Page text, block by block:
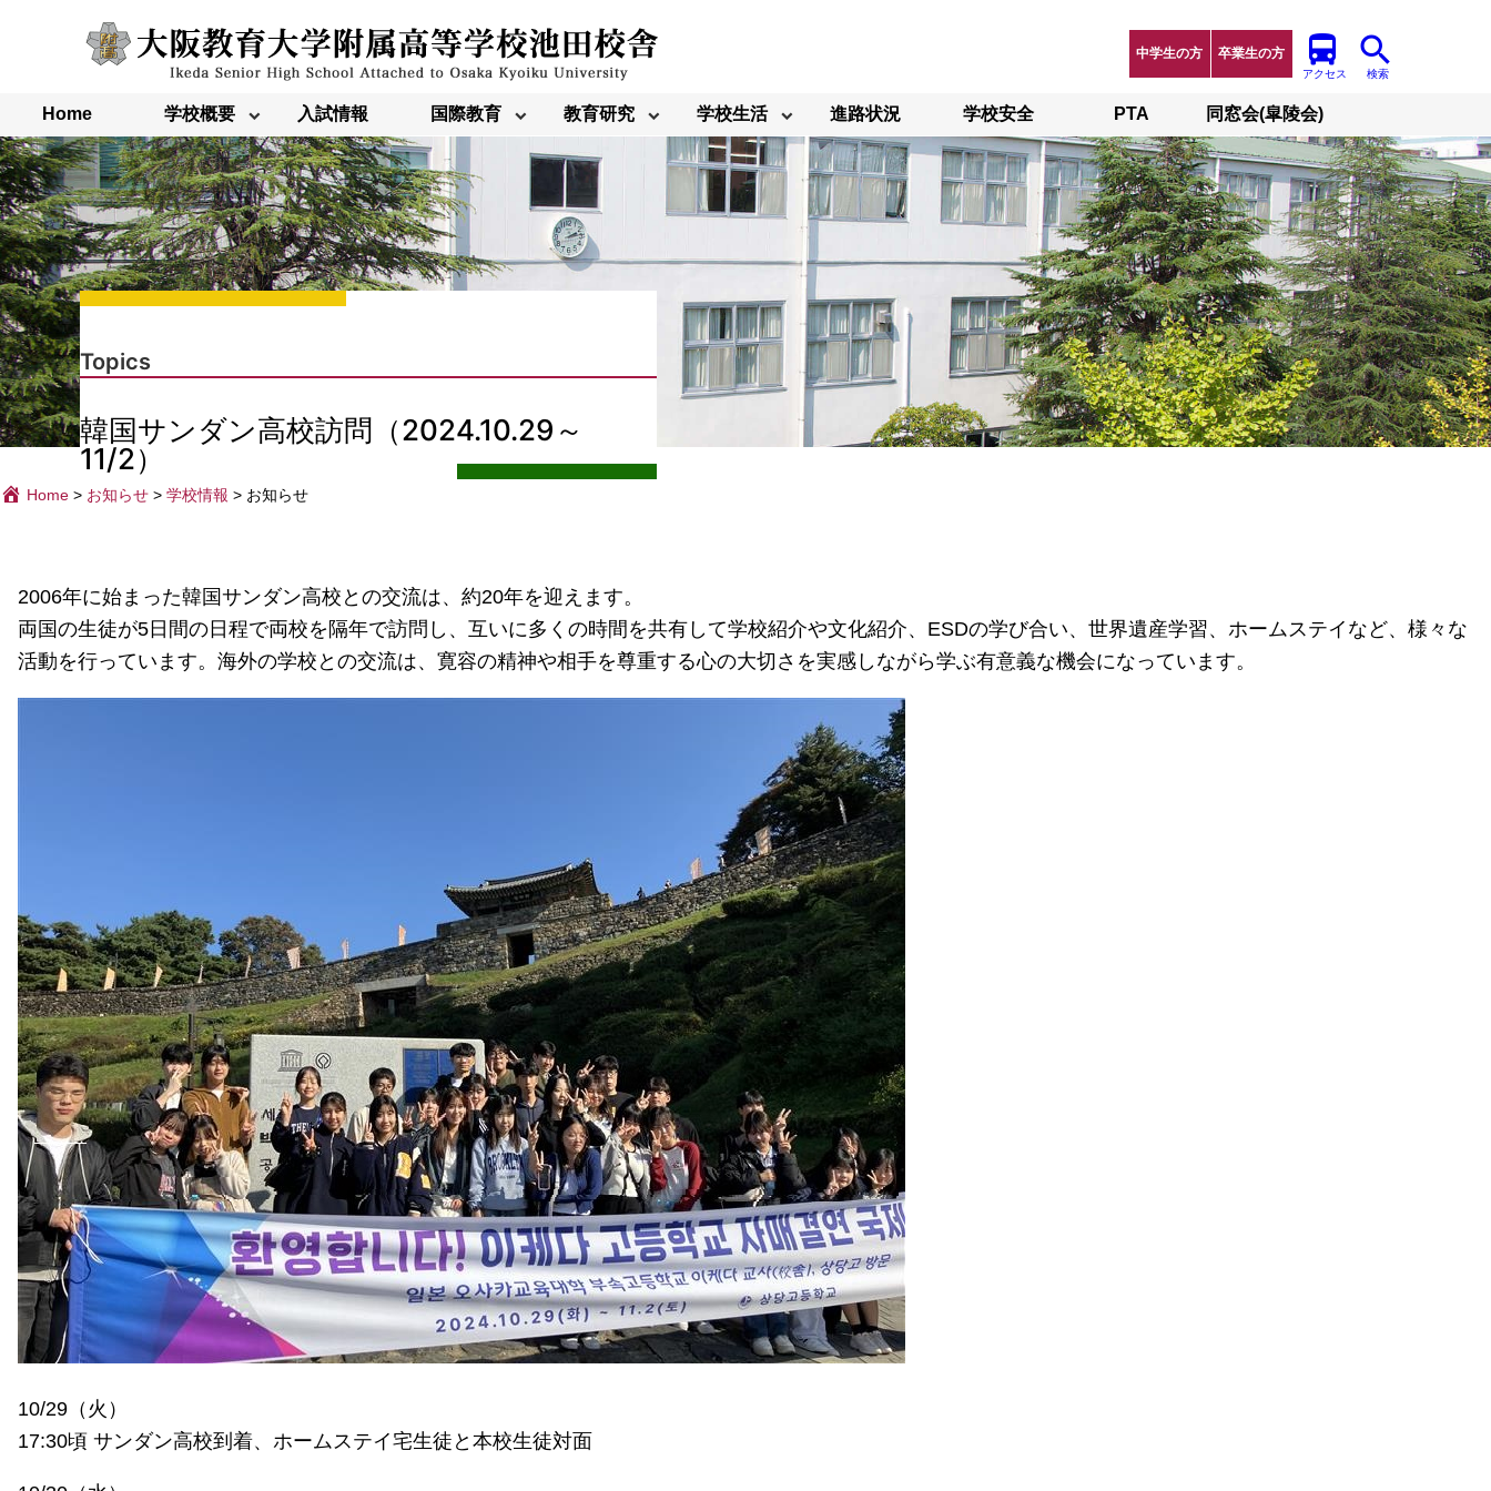
中学生の方 卒業生の方
アクセス 検索
Home 学校概要 入試情報 国際教育 教育研究 学校生活 進路状況 学校安全 PTA 同窓会(皐陵会)
Topics
韓国サンダン高校訪問（2024.10.29～
11/2）
Home > お知らせ > 学校情報 > お知らせ
2006年に始まった韓国サンダン高校との交流は、約20年を迎えます。
両国の生徒が5日間の日程で両校を隔年で訪問し、互いに多くの時間を共有して学校紹介や文化紹介、ESDの学び合い、世界遺産学習、ホームステイなど、様々な
活動を行っています。海外の学校との交流は、寛容の精神や相手を尊重する心の大切さを実感しながら学ぶ有意義な機会になっています。
10/29（火）
17:30頃 サンダン高校到着、ホームステイ宅生徒と本校生徒対面